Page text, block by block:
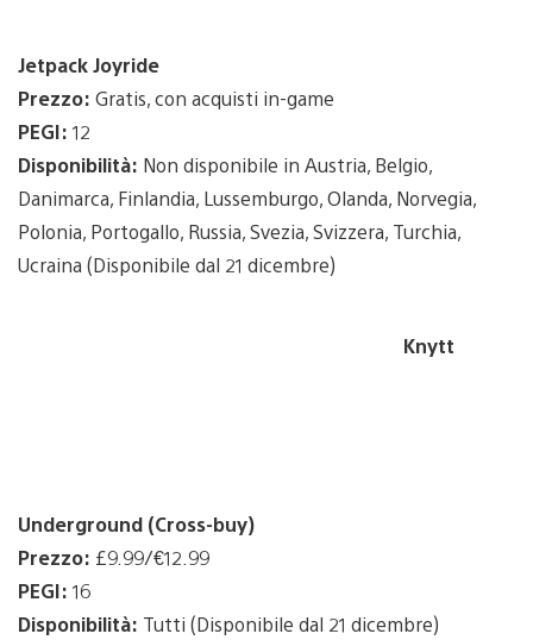
Jetpack Joyride
Prezzo: Gratis, con acquisti in-game
PEGI: 12
Disponibilità: Non disponibile in Austria, Belgio,
Danimarca, Finlandia, Lussemburgo, Olanda, Norvegia,
Polonia, Portogallo, Russia, Svezia, Svizzera, Turchia,
Ucraina (Disponibile dal 21 dicembre)
Knytt
Underground (Cross-buy)
Prezzo: £9.99/€12.99
PEGI: 16
Disponibilità: Tutti (Disponibile dal 21 dicembre)